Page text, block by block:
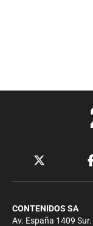
CONTENIDOS SA
Av. España 1409 Sur.